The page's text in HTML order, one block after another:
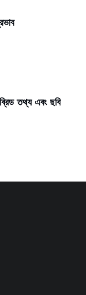
তথ্য এবং ছবি